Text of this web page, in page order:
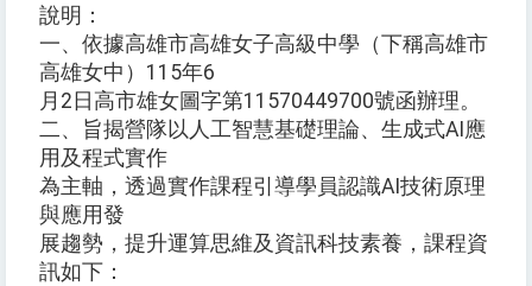
說明：
一、依據高雄市高雄女子高級中學（下稱高雄市
高雄女中）115年6
月2日高市雄女圖字第11570449700號函辦理。
二、旨揭營隊以人工智慧基礎理論、生成式AI應
用及程式實作
為主軸，透過實作課程引導學員認識AI技術原理
與應用發
展趨勢，提升運算思維及資訊科技素養，課程資
訊如下：